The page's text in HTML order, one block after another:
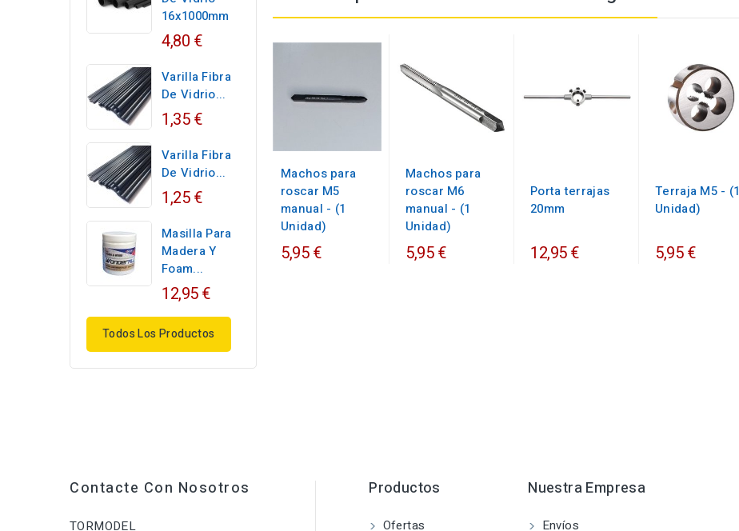
16x1000mm
4,80 €
Varilla Fibra
De Vidrio...
1,35 €
Varilla Fibra
De Vidrio...
1,25 €
Masilla Para
Madera Y
Foam...
12,95 €
Todos Los Productos
Machos para
roscar M5
manual - (1
Unidad)
5,95 €
Machos para
roscar M6
manual - (1
Unidad)
5,95 €
Porta terrajas
20mm
12,95 €
Terraja M5 - (1
Unidad)
5,95 €
Contacte Con Nosotros
TORMODEL
Productos
Ofertas
Nuestra Empresa
Envíos